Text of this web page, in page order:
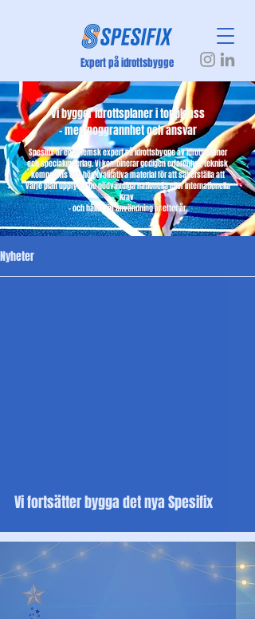
Vi bygger idrottsplaner i toppklass
– med noggrannhet och ansvar
Spesifix är en inhemsk expert på idrottsbygge av idrottsplaner
och specialunderlag. Vi kombinerar gedigen erfarenhet, teknisk
kompetens och högkvalitativa material för att säkerställa att
varje plan uppfyller de nödvändiga nationella eller internationella
krav
– och håller för användning år efter år.
Expert på idrottsbygge
Nyheter
Vi fortsätter bygga det nya Spesifix